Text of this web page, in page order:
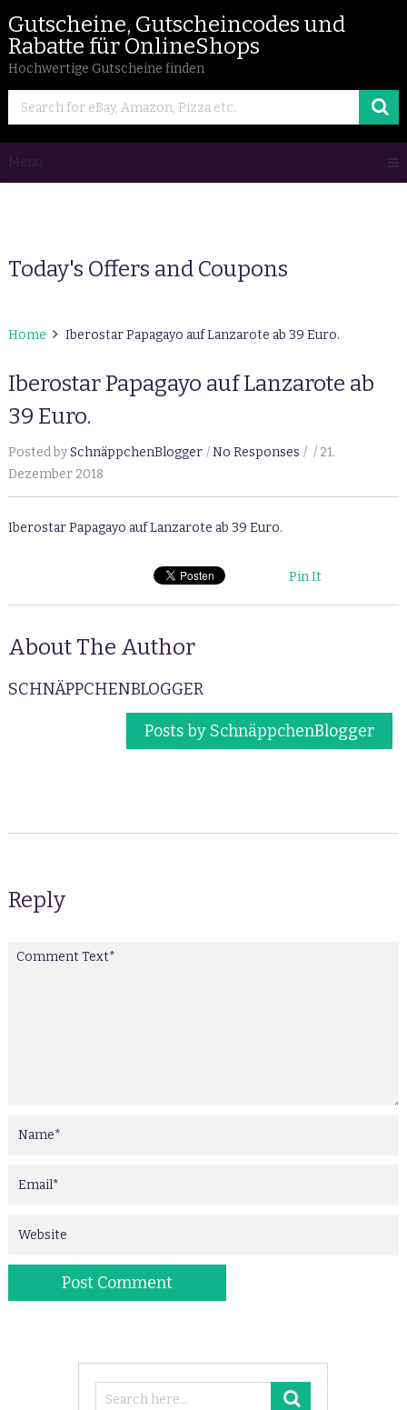
Gutscheine, Gutscheincodes und
Rabatte für OnlineShops
Hochwertige Gutscheine finden
Menu
Today's Offers and Coupons
Home Iberostar Papagayo auf Lanzarote ab 39 Euro.
Iberostar Papagayo auf Lanzarote ab
39 Euro.
Posted bySchnäppchenBlogger No Responses
21.
Dezember 2018
Iberostar Papagayo auf Lanzarote ab 39 Euro.
Pin It
About The Author
SCHNÄPPCHENBLOGGER
Posts by SchnäppchenBlogger
Reply